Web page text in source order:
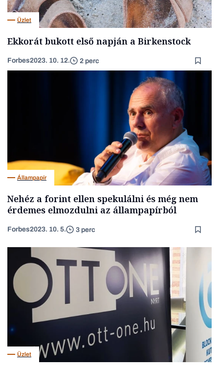
Üzlet
Ekkorát bukott első napján a Birkenstock
Forbes2023. 10. 12. 2 perc
Állampapír
Nehéz a forint ellen spekulálni és még nem
érdemes elmozdulni az állampapírból
Forbes2023. 10. 5. 3 perc
Üzlet